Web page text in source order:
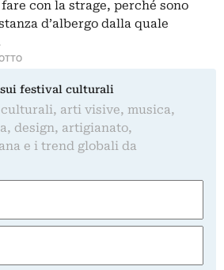
con la strage, perché sono
d’albergo dalla quale
festival culturali
arti visive, musica,
design, artigianato,
e i trend globali da